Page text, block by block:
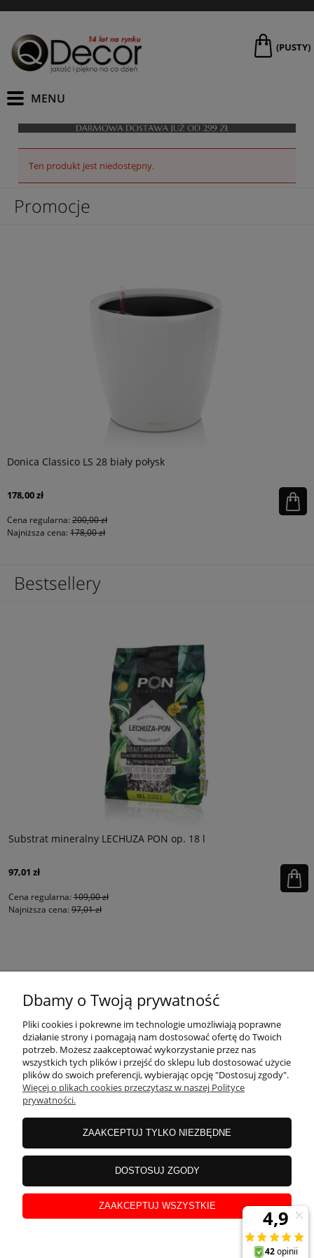
(PUSTY)
Ten produkt jest niedostępny.
Promocje
Donica Classico LS 28 biały połysk
178,00 zł
Cena regularna: 200,00 zł
Najniższa cena: 178,00 zł
Bestsellery
Substrat mineralny LECHUZA PON op. 18 l
97,01 zł
Cena regularna:109,00 zł
Najniższa cena:97,01 zł
MOJE KONTO
PŁATNOŚCI I DOSTAWA
INFORMACJE
INSTRUKCJE
O NAS
Dbamy o Twoją prywatność
Pliki cookies i pokrewne im technologie umożliwiają poprawne
działanie strony i pomagają nam dostosować ofertę do Twoich
potrzeb. Możesz zaakceptować wykorzystanie przez nas
wszystkich tych plików i przejść do sklepu lub dostosować użycie
plików do swoich preferencji, wybierając opcję "Dostosuj zgody".
Więcej o plikach cookies przeczytasz w naszej Polityce
prywatności.
ZAAKCEPTUJ TYLKO NIEZBĘDNE
DOSTOSUJ ZGODY
ZAAKCEPTUJ WSZYSTKIE